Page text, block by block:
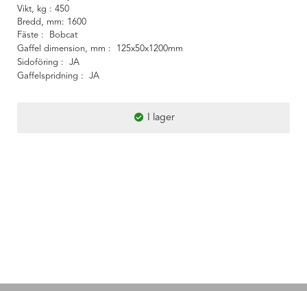
Vikt, kg
450
Bredd, mm
1600
Fäste
Bobcat
Gaffel dimension, mm
125x50x1200mm
Sidoföring
JA
Gaffelspridning
JA
I lager